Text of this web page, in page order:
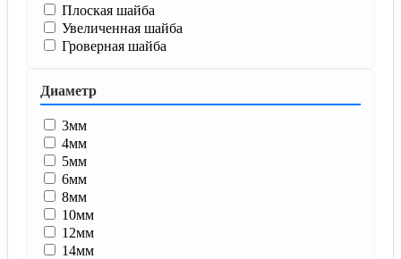
Плоская шайба
Увеличенная шайба
Гроверная шайба
Диаметр
3мм
4мм
5мм
6мм
8мм
10мм
12мм
14мм